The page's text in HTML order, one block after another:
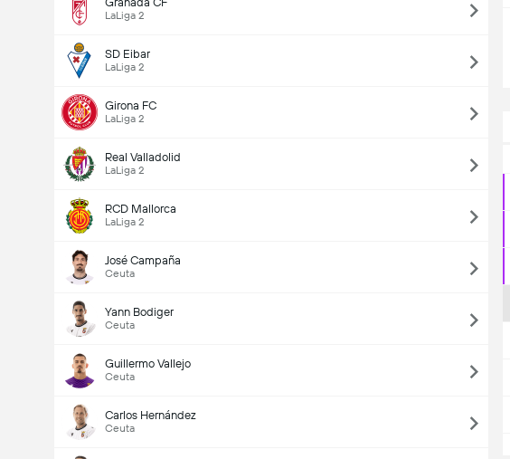
LaLiga 2
SD Eibar
LaLiga 2
Girona FC
LaLiga 2
Real Valladolid
LaLiga 2
RCD Mallorca
LaLiga 2
José Campaña
Ceuta
Yann Bodiger
Ceuta
Guillermo Vallejo
Ceuta
Carlos Hernández
Ceuta